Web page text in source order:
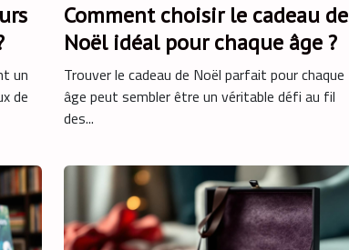
un
de
Comment choisir le cadeau de
Noël idéal pour chaque âge ?
Trouver le cadeau de Noël parfait pour chaque
âge peut sembler être un véritable défi au fil
des...